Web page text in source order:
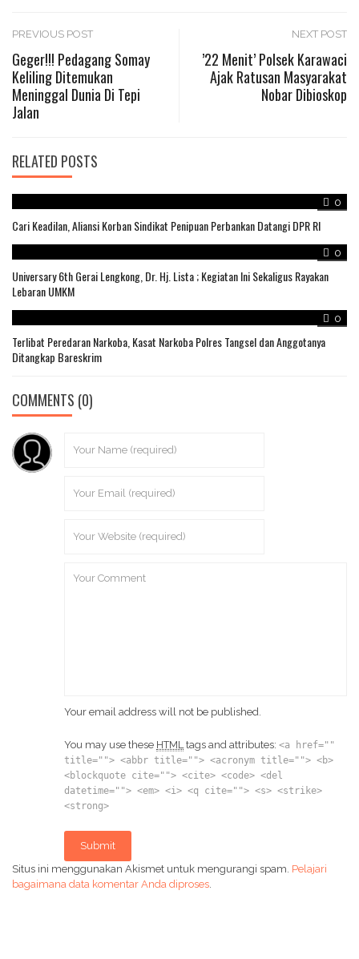
Post
navigation
PREVIOUS POST
Geger!!! Pedagang Somay
Keliling Ditemukan
Meninggal Dunia Di Tepi
Jalan
NEXT POST
’22 Menit’ Polsek Karawaci
Ajak Ratusan Masyarakat
Nobar Dibioskop
RELATED POSTS
0
Cari Keadilan, Aliansi Korban Sindikat Penipuan Perbankan Datangi DPR RI
0
Universary 6th Gerai Lengkong, Dr. Hj. Lista ; Kegiatan Ini Sekaligus Rayakan
Lebaran UMKM
0
Terlibat Peredaran Narkoba, Kasat Narkoba Polres Tangsel dan Anggotanya
Ditangkap Bareskrim
COMMENTS (0)
Your email address will not be published.
You may use these HTML tags and attributes: <a href=""
title=""> <abbr title=""> <acronym title=""> <b>
<blockquote cite=""> <cite> <code> <del
datetime=""> <em> <i> <q cite=""> <s> <strike>
<strong>
Submit
Situs ini menggunakan Akismet untuk mengurangi spam. Pelajari
bagaimana data komentar Anda diproses